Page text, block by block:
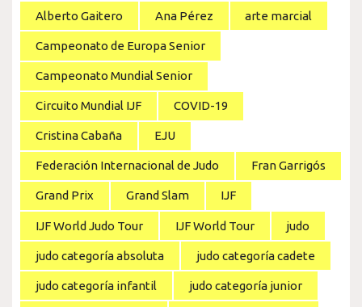
Alberto Gaitero Ana Pérez arte marcial
Campeonato de Europa Senior
Campeonato Mundial Senior
Circuito Mundial IJF COVID-19
Cristina Cabaña EJU
Federación Internacional de Judo Fran Garrigós
Grand Prix Grand Slam IJF
IJF World Judo Tour IJF World Tour judo
judo categoría absoluta judo categoría cadete
judo categoría infantil judo categoría junior